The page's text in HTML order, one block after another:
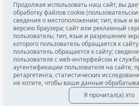
Продолжая использовать наш сайт, вы
обработку файлов cookie
сведения о местоположении; тип, язык и
версию браузера; сайт или рекламный
пользователь; тип, язык и разрешение
которого пользователь обращается к
пользователь обращается к сайту;
пользователя с web-интерфейсом и
аутентификации пользователя на сайте,
ретаргетинга, статистических
не хотите, чтобы ваши данные
Я прочитал(а) это